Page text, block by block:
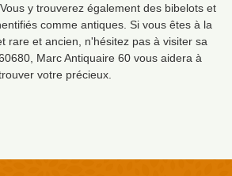
y trouverez également des bibelots et
comme antiques. Si vous êtes à la
rare et ancien, n'hésitez pas à visiter sa
Marc Antiquaire 60 vous aidera à
votre précieux.